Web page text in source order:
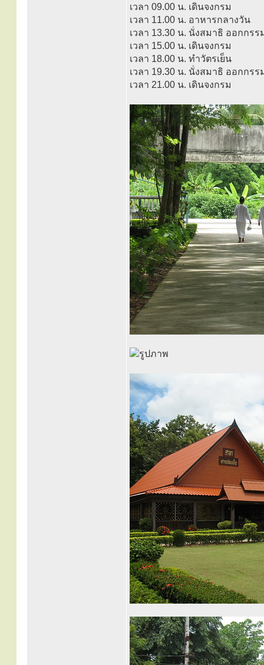
เวลา 09.00 น. เดินจงกรม
เวลา 11.00 น. อาหารกลางวัน
เวลา 13.30 น. นั่งสมาธิ ออกก
เวลา 15.00 น. เดินจงกรม
เวลา 18.00 น. ทำวัตรเย็น
เวลา 19.30 น. นั่งสมาธิ ออกก
เวลา 21.00 น. เดินจงกรม